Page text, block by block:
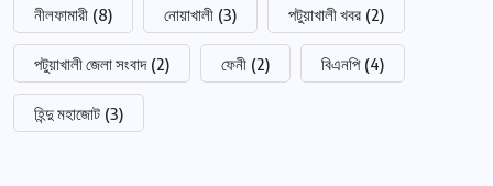
নীলফামারী (8) নোয়াখালী (3) পটুয়াখালী খবর (2)
পটুয়াখালী জেলা সংবাদ (2) ফেনী (2) বিএনপি (4)
হিন্দু মহাজোট (3)